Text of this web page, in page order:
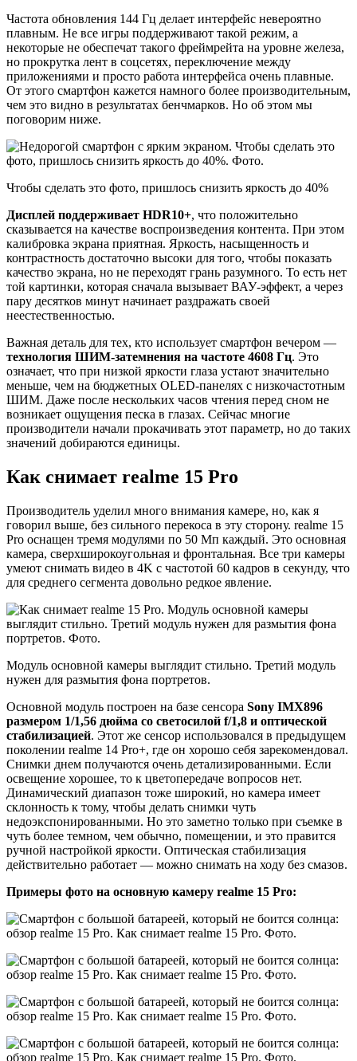
Частота обновления 144 Гц делает интерфейс невероятно
плавным. Не все игры поддерживают такой режим, а
некоторые не обеспечат такого фреймрейта на уровне железа,
но прокрутка лент в соцсетях, переключение между
приложениями и просто работа интерфейса очень плавные.
От этого смартфон кажется намного более производительным,
чем это видно в результатах бенчмарков. Но об этом мы
поговорим ниже.
Чтобы сделать это фото, пришлось снизить яркость до 40%
Дисплей поддерживает HDR10+, что положительно
сказывается на качестве воспроизведения контента. При этом
калибровка экрана приятная. Яркость, насыщенность и
контрастность достаточно высоки для того, чтобы показать
качество экрана, но не переходят грань разумного. То есть нет
той картинки, которая сначала вызывает ВАУ-эффект, а через
пару десятков минут начинает раздражать своей
неестественностью.
Важная деталь для тех, кто использует смартфон вечером —
технология ШИМ-затемнения на частоте 4608 Гц. Это
означает, что при низкой яркости глаза устают значительно
меньше, чем на бюджетных OLED-панелях с низкочастотным
ШИМ. Даже после нескольких часов чтения перед сном не
возникает ощущения песка в глазах. Сейчас многие
производители начали прокачивать этот параметр, но до таких
значений добираются единицы.
Как снимает realme 15 Pro
Производитель уделил много внимания камере, но, как я
говорил выше, без сильного перекоса в эту сторону. realme 15
Pro оснащен тремя модулями по 50 Мп каждый. Это основная
камера, сверхширокоугольная и фронтальная. Все три камеры
умеют снимать видео в 4K с частотой 60 кадров в секунду, что
для среднего сегмента довольно редкое явление.
Модуль основной камеры выглядит стильно. Третий модуль
нужен для размытия фона портретов.
Основной модуль построен на базе сенсора Sony IMX896
размером 1/1,56 дюйма со светосилой f/1,8 и оптической
стабилизацией. Этот же сенсор использовался в предыдущем
поколении realme 14 Pro+, где он хорошо себя зарекомендовал.
Снимки днем получаются очень детализированными. Если
освещение хорошее, то к цветопередаче вопросов нет.
Динамический диапазон тоже широкий, но камера имеет
склонность к тому, чтобы делать снимки чуть
недоэкспонированными. Но это заметно только при съемке в
чуть более темном, чем обычно, помещении, и это правится
ручной настройкой яркости. Оптическая стабилизация
действительно работает — можно снимать на ходу без смазов.
Примеры фото на основную камеру realme 15 Pro: